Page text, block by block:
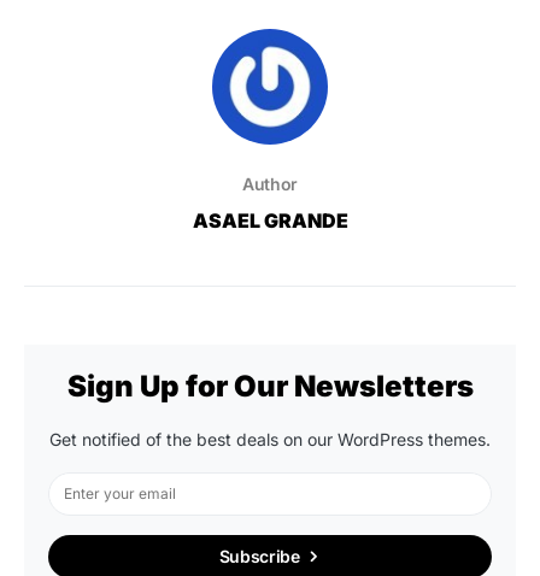
Author
ASAEL GRANDE
Sign Up for Our Newsletters
Get notified of the best deals on our WordPress themes.
Subscribe